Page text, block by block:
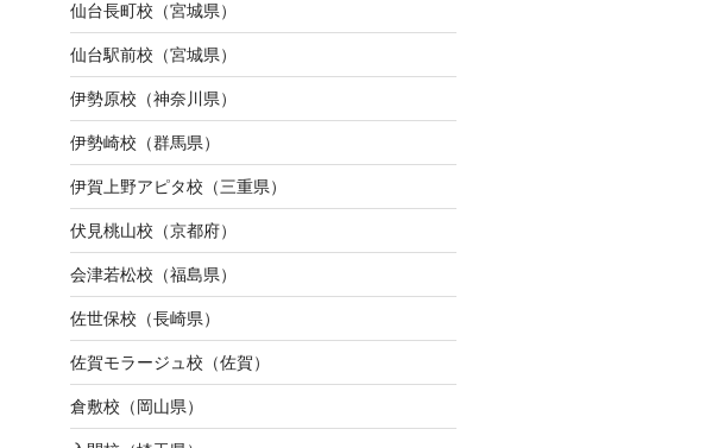
仙台長町校（宮城県）
仙台駅前校（宮城県）
伊勢原校（神奈川県）
伊勢崎校（群馬県）
伊賀上野アピタ校（三重県）
伏見桃山校（京都府）
会津若松校（福島県）
佐世保校（長崎県）
佐賀モラージュ校（佐賀）
倉敷校（岡山県）